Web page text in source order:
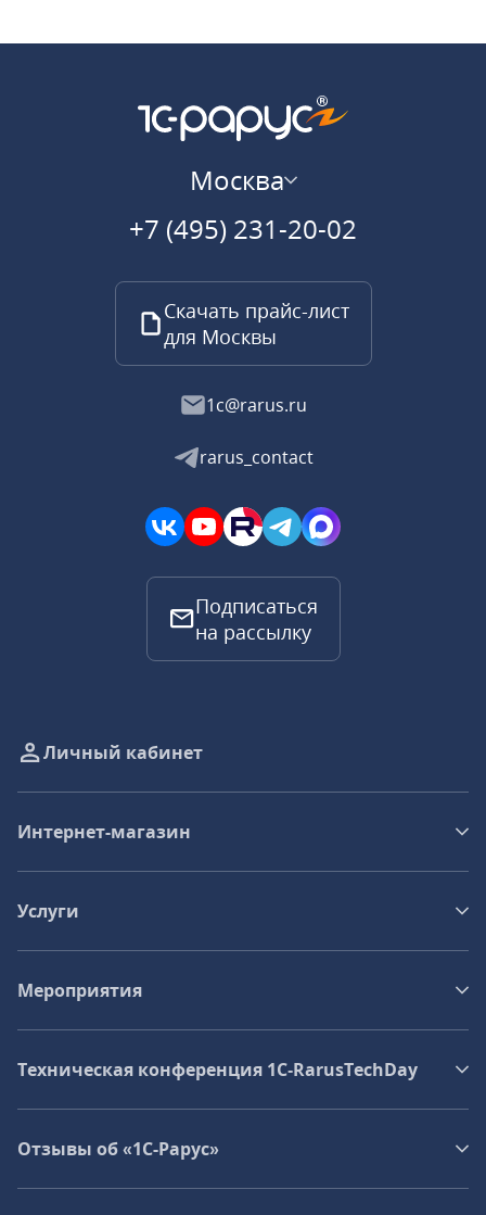
Москва
+7 (495) 231-20-02
Скачать прайс-лист
для Москвы
1c@rarus.ru
rarus_contact
Подписаться
на рассылку
Личный кабинет
Интернет-магазин
Услуги
Мероприятия
Техническая конференция 1C‑RarusTechDay
Отзывы об «1С-Рарус»